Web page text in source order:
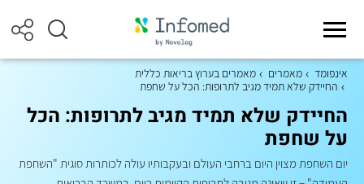
אינפומד מאמרים
מאמרים בערוץ בריאות כללית
החיידק שלא תמיד מגיב לתרופות: הכל על שחפת
החיידק שלא תמיד מגיב לתרופות: הכל
על שחפת
יום השחפת מצוין היום ברחבי העולם ובעקבותיו עולה לכותרות סוגית "השחפת